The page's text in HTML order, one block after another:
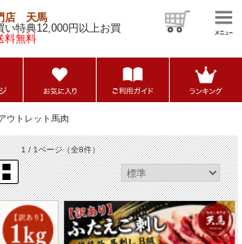
店 天馬
い特典12,000円以上お買
料無料
ウトレット馬肉
1 / 1ページ（全8件）